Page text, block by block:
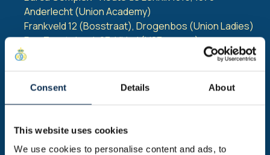
Consent Details About
This website uses cookies
We use cookies to personalise content and ads, to
Anderlecht (Union Academy)
Frankveld 12 (Bosstraat), Drogenbos (Union Ladies)
Rue Zwartebeek 23, Ukkel (U23 games)